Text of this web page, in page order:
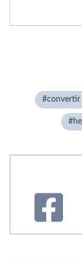
convertir